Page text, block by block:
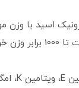
اسید با
پوست